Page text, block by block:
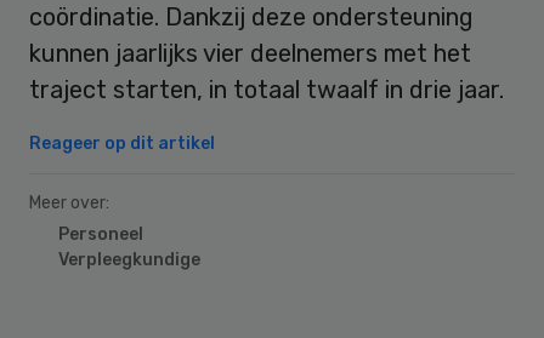
coördinatie. Dankzij deze ondersteuning
kunnen jaarlijks vier deelnemers met het
traject starten, in totaal twaalf in drie jaar.
Reageer op dit artikel
Meer over:
Personeel
Verpleegkundige